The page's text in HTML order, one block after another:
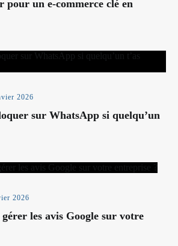
pour un e-commerce clé en
2026
sur WhatsApp si quelqu’un
2026
les avis Google sur votre